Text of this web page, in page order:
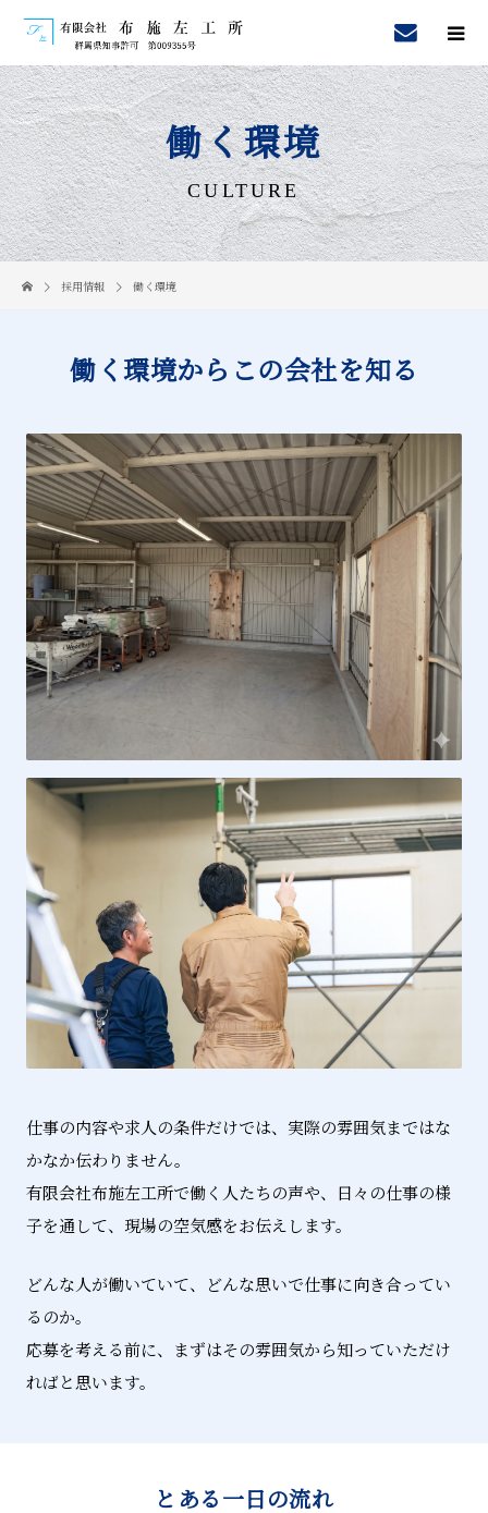
働く環境
CULTURE
採用情報 働く環境
働く環境からこの会社を知る
仕事の内容や求人の条件だけでは、実際の雰囲気まではな
かなか伝わりません。
有限会社布施左工所で働く人たちの声や、日々の仕事の様
子を通して、現場の空気感をお伝えします。
どんな人が働いていて、どんな思いで仕事に向き合ってい
るのか。
応募を考える前に、まずはその雰囲気から知っていただけ
ればと思います。
とある一日の流れ